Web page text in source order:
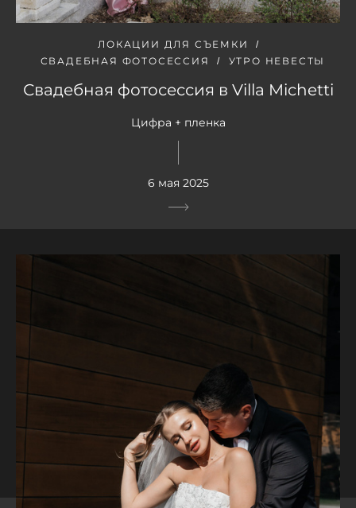
ЛОКАЦИИ ДЛЯ СЪЕМКИ
СВАДЕБНАЯ ФОТОСЕССИЯ
УТРО НЕВЕСТЫ
Свадебная фотосессия в Villa Michetti
Цифра + пленка
6 мая 2025